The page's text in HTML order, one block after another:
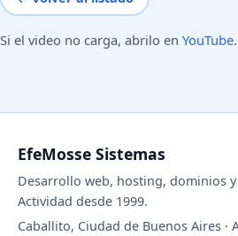
Si el video no carga, abrilo en YouTube.
EfeMosse Sistemas
Desarrollo web, hosting, dominios
Actividad desde 1999.
Caballito, Ciudad de Buenos Aires ·